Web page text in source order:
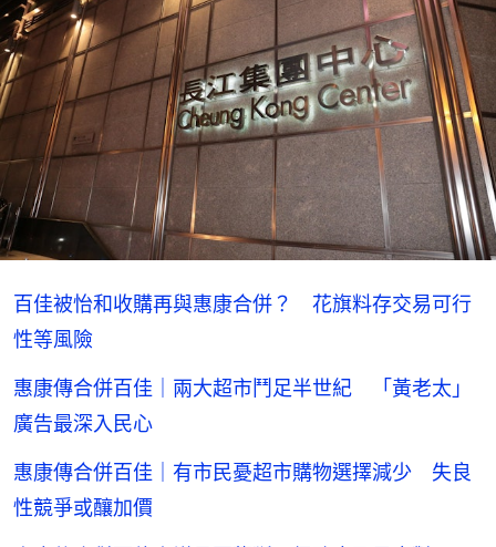
百佳被怡和收購再與惠康合併？ 花旗料存交易可行
性等風險
惠康傳合併百佳｜兩大超市鬥足半世紀 「黃老太」
廣告最深入民心
惠康傳合併百佳｜有市民憂超市購物選擇減少 失良
性競爭或釀加價